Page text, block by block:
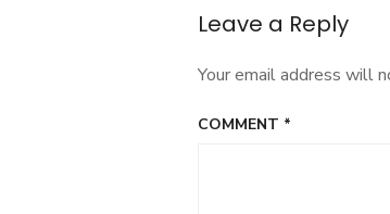
Leave a Reply
Your email address will
COMMENT *